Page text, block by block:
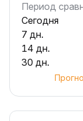
Период
Сегодня
7 дн.
14 дн.
30 дн.